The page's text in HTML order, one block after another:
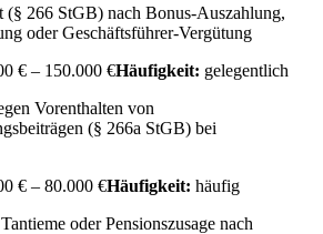
(§ 266 StGB) nach Bonus-Auszahlung,
oder Geschäftsführer-Vergütung
€ – 150.000 €Häufigkeit: gelegentlich
Vorenthalten von
(§ 266a StGB) bei
€ – 80.000 €Häufigkeit: häufig
oder Pensionszusage nach